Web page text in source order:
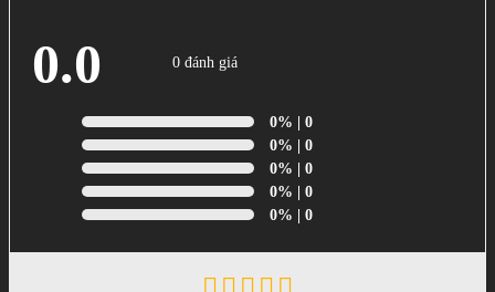
0.0 0 đánh giá
0% | 0
0% | 0
0% | 0
0% | 0
0% | 0